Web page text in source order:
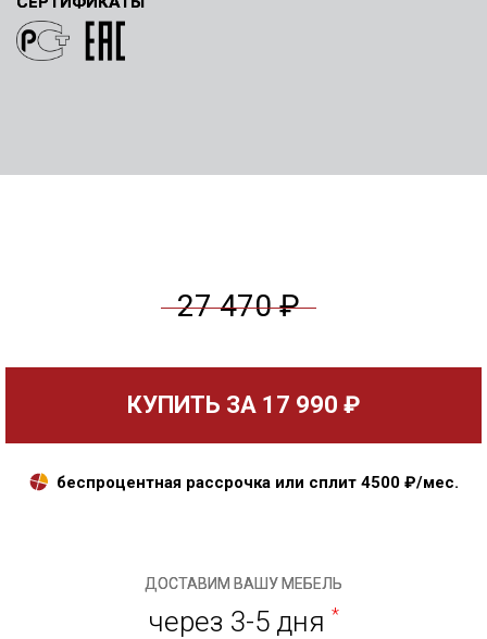
27 470 ₽
КУПИТЬ ЗА 17 990 ₽
беспроцентная рассрочка или сплит 4500 ₽/мес.
ДОСТАВИМ ВАШУ МЕБЕЛЬ
через 3-5 дня *